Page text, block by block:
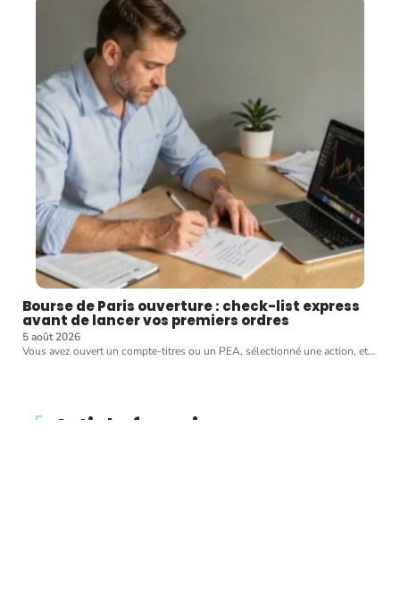
Bourse de Paris ouverture : check-list express
avant de lancer vos premiers ordres
5 août 2026
Vous avez ouvert un compte-titres ou un PEA, sélectionné une action, et…
Article favori